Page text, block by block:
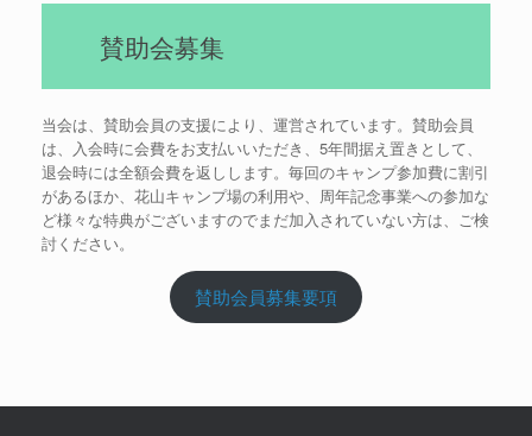
賛助会募集
当会は、賛助会員の支援により、運営されています。賛助会員
は、入会時に会費をお支払いいただき、5年間据え置きとして、
退会時には全額会費を返しします。毎回のキャンプ参加費に割引
があるほか、花山キャンプ場の利用や、周年記念事業への参加な
ど様々な特典がございますのでまだ加入されていない方は、ご検
討ください。
賛助会員募集要項